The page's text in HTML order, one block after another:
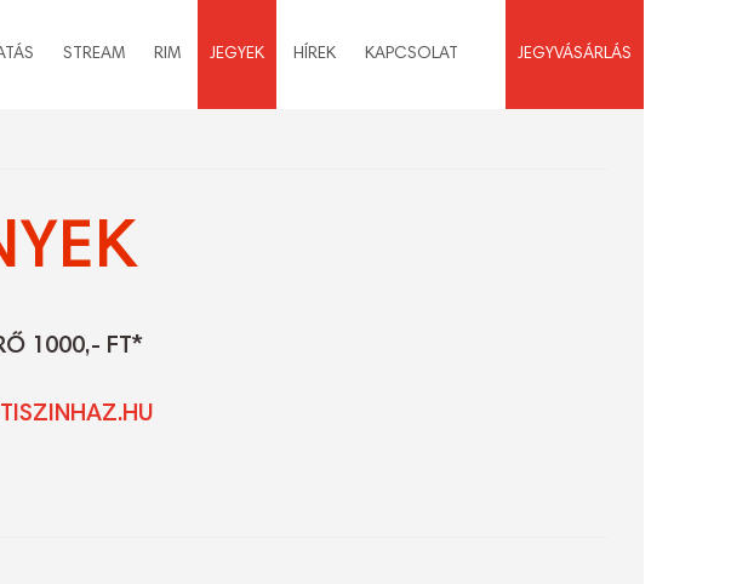
STREAM RIM JEGYEK HÍREK KAPCSOLAT JEGYVÁSÁRLÁS
1000,- FT*